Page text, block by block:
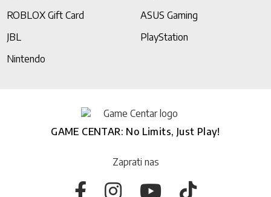
ROBLOX Gift Card
ASUS Gaming
JBL
PlayStation
Nintendo
GAME CENTAR: No Limits, Just Play!
Zaprati nas